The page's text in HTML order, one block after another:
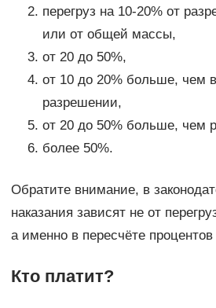
перегруз на 10-20% от
или от общей массы,
от 20 до 50%,
от 10 до 20% больше, чем
разрешении,
от 20 до 50% больше, чем
более 50%.
Обратите внимание, в
наказания зависят не от
а именно в пересчёте
Кто платит?